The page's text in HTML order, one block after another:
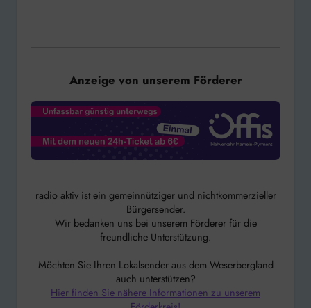
Anzeige von unserem Förderer
radio aktiv ist ein gemeinnütziger und nichtkommerzieller
Bürgersender.
Wir bedanken uns bei unserem Förderer für die
freundliche Unterstützung.
Möchten Sie Ihren Lokalsender aus dem Weserbergland
auch unterstützen?
Hier finden Sie nähere Informationen zu unserem